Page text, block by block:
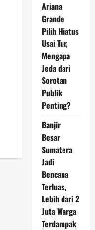
Ariana
Grande
Pilih Hiatus
Usai Tur,
Mengapa
Jeda dari
Sorotan
Publik
Penting?
Banjir
Besar
Sumatera
Jadi
Bencana
Terluas,
Lebih dari 2
Juta Warga
Terdampak